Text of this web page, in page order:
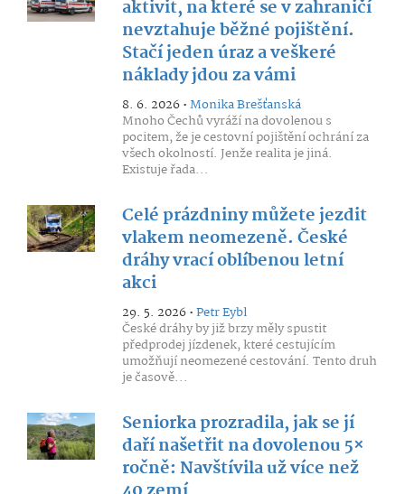
aktivit, na které se v zahraničí
nevztahuje běžné pojištění.
Stačí jeden úraz a veškeré
náklady jdou za vámi
8. 6. 2026 •Monika Brešťanská
Mnoho Čechů vyráží na dovolenou s
pocitem, že je cestovní pojištění ochrání za
všech okolností. Jenže realita je jiná.
Existuje řada...
Celé prázdniny můžete jezdit
vlakem neomezeně. České
dráhy vrací oblíbenou letní
akci
29. 5. 2026 •Petr Eybl
České dráhy by již brzy měly spustit
předprodej jízdenek, které cestujícím
umožňují neomezené cestování. Tento druh
je časově...
Seniorka prozradila, jak se jí
daří našetřit na dovolenou 5×
ročně: Navštívila už více než